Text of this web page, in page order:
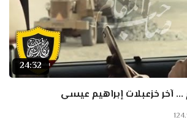
24:32
آخر خزعبلات إبراهيم عيسى